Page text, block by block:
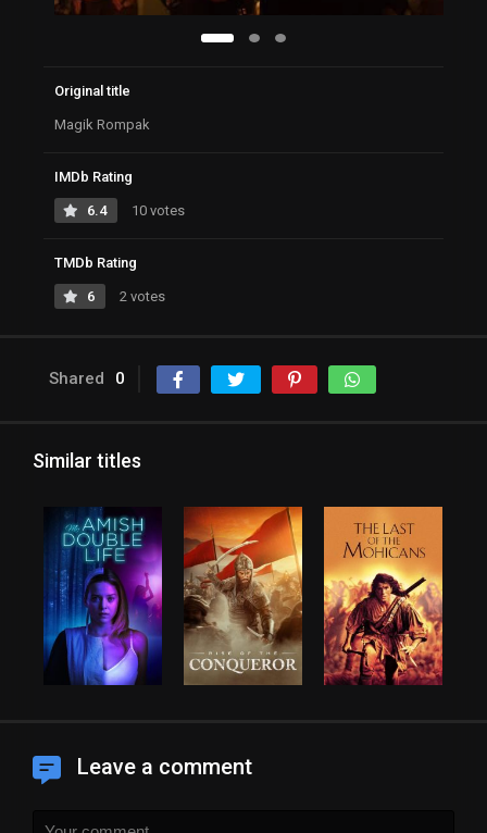
Original title
Magik Rompak
IMDb Rating
6.4 10 votes
TMDb Rating
6 2 votes
Shared 0
Similar titles
Leave a comment